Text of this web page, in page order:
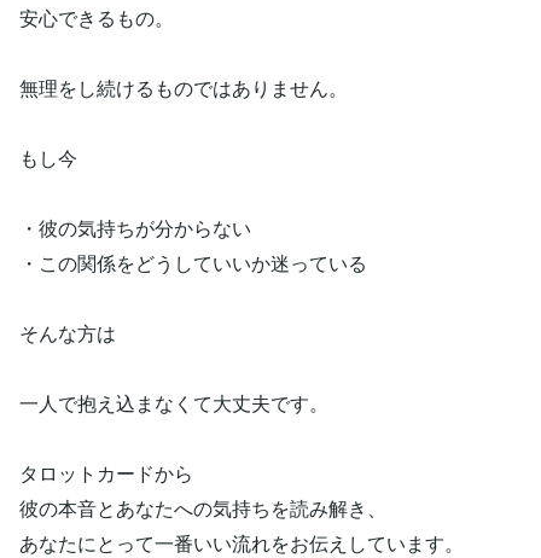
安心できるもの。
無理をし続けるものではありません。
もし今
・彼の気持ちが分からない
・この関係をどうしていいか迷っている
そんな方は
一人で抱え込まなくて大丈夫です。
タロットカードから
彼の本音とあなたへの気持ちを読み解き、
あなたにとって一番いい流れをお伝えしています。